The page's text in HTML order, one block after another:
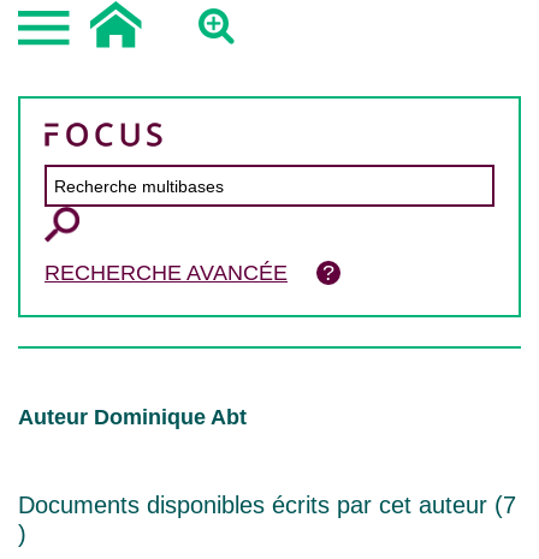
RECHERCHE AVANCÉE
Auteur Dominique Abt
Documents disponibles écrits par cet auteur (7
)